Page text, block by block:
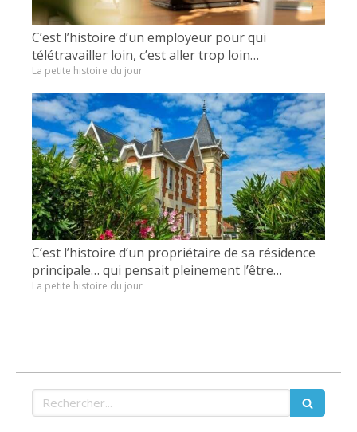
C’est l’histoire d’un employeur pour qui
télétravailler loin, c’est aller trop loin…
La petite histoire du jour
C’est l’histoire d’un propriétaire de sa résidence
principale… qui pensait pleinement l’être…
La petite histoire du jour
Rechercher